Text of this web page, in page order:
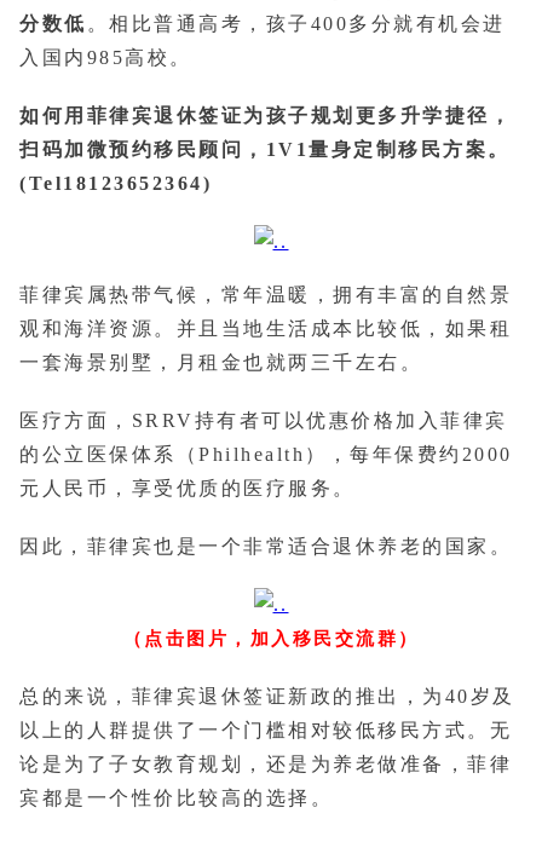
分数低 。相比普通高考，孩子400多分就有机会进
入国内985高校。
如何用菲律宾退休签证为孩子规划更多升学捷径，
扫码加微预约移民顾问，1V1量身定制移民方案。
(Tel18123652364)
菲律宾属热带气候，常年温暖，拥有丰富的自然景
观和海洋资源。并且当地生活成本比较低，如果租
一套海景别墅，月租金也就两三千左右。
医疗方面，SRRV持有者可以优惠价格加入菲律宾
的公立医保体系（Philhealth），每年保费约2000
元人民币，享受优质的医疗服务。
因此，菲律宾也是一个非常适合退休养老的国家。
（点击图片，加入移民交流群）
总的来说，菲律宾退休签证新政的推出，为40岁及
以上的人群提供了一个门槛相对较低移民方式。无
论是为了子女教育规划，还是为养老做准备，菲律
宾都是一个性价比较高的选择。